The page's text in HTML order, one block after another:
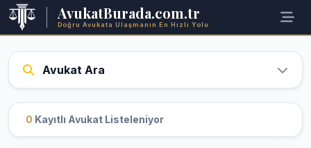
AvukatBurada.com.tr
Doğru Avukata Ulaşmanın En Hızlı Yolu
Avukat Ara
0 Kayıtlı Avukat Listeleniyor